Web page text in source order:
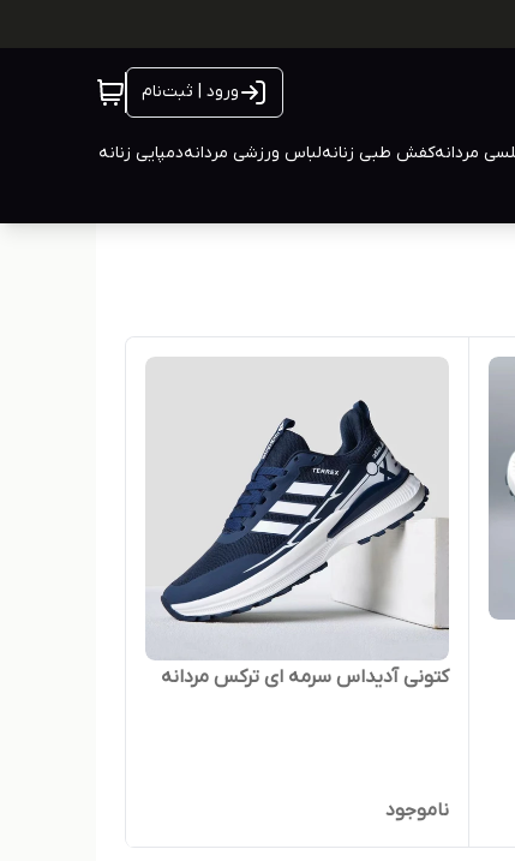
ورود | ثبت‌نام
مردانهکفش طبی زنانهلباس ورزشی مردانهدمپایی زنانه
کتونی آدیداس سرمه ای ترکس مردانه
ناموجود